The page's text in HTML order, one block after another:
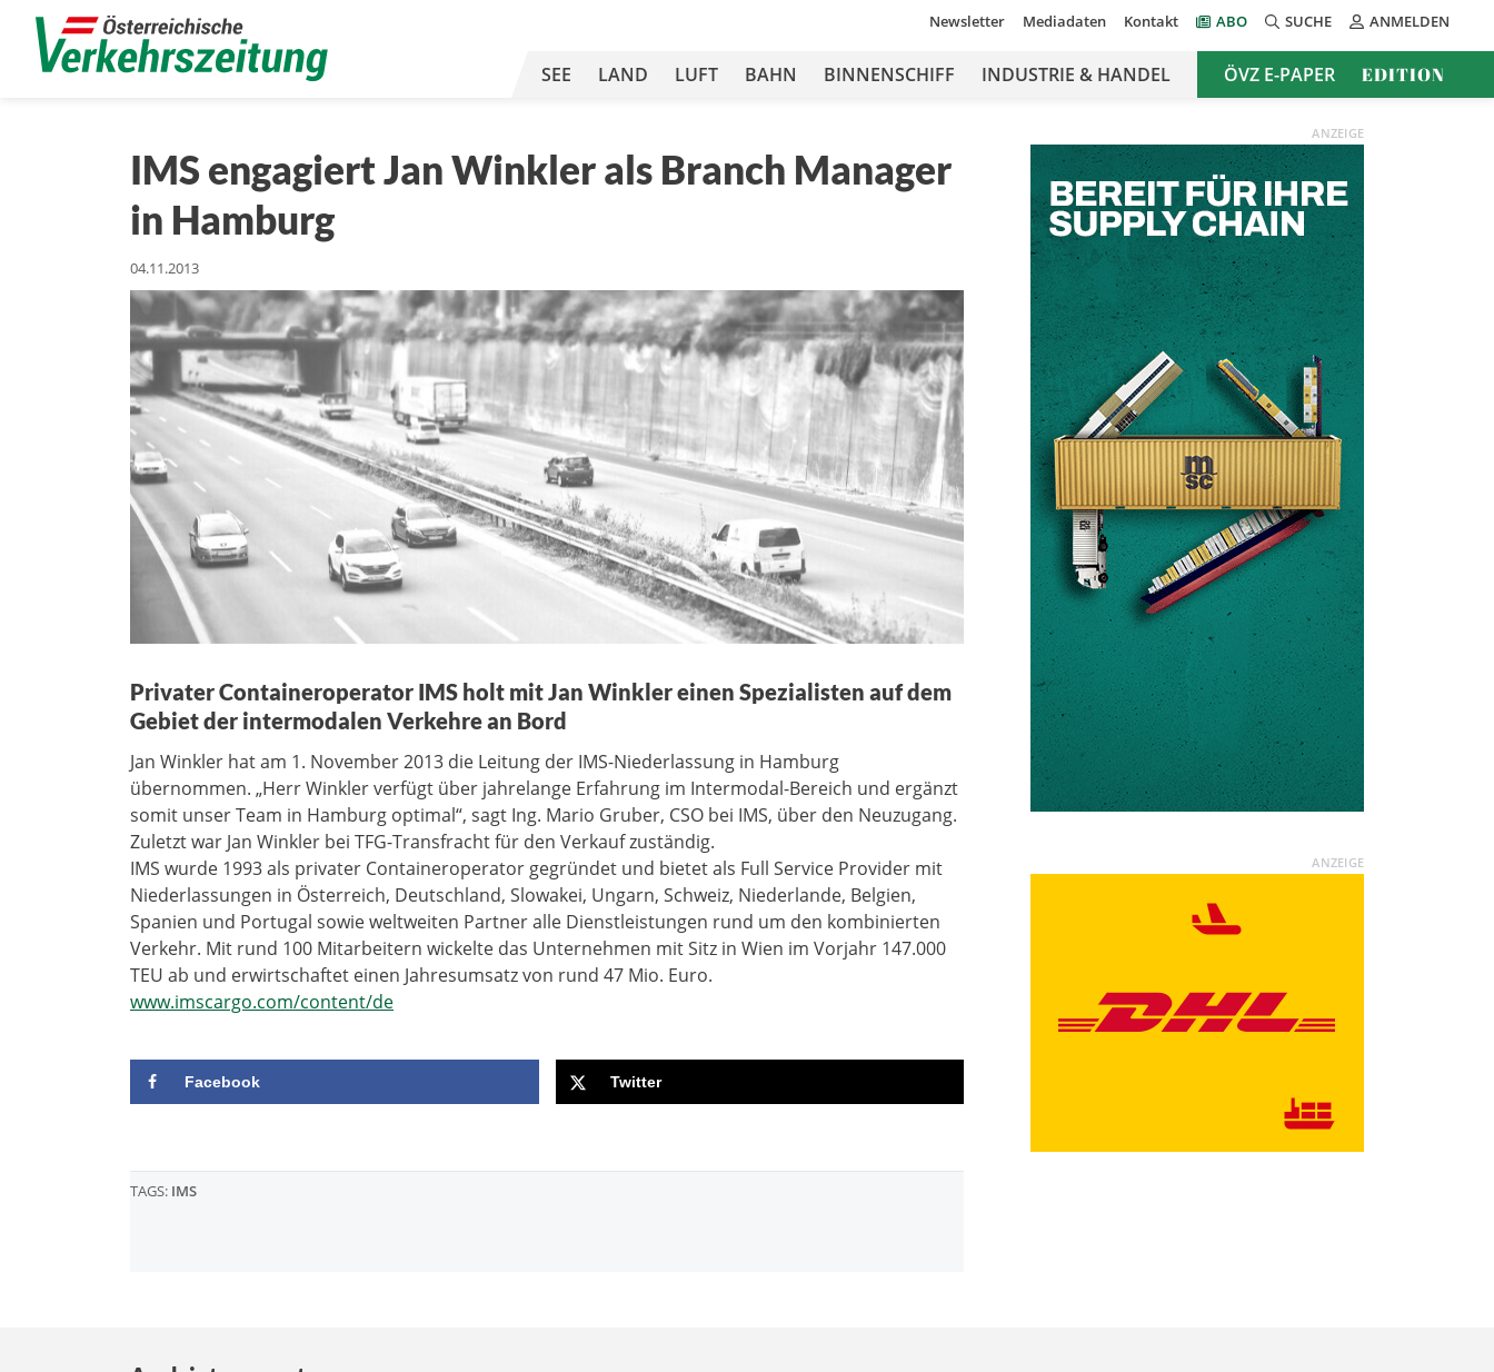
Newsletter Mediadaten Kontakt ABO SUCHE ANMELDEN
SEE LAND LUFT BAHN BINNENSCHIFF INDUSTRIE & HANDEL ÖVZ E-PAPER EDITION
IMS engagiert Jan Winkler als Branch Manager
in Hamburg
04.11.2013
Privater Containeroperator IMS holt mit Jan Winkler einen Spezialisten auf dem
Gebiet der intermodalen Verkehre an Bord
Jan Winkler hat am 1. November 2013 die Leitung der IMS-Niederlassung in Hamburg
übernommen. „Herr Winkler verfügt über jahrelange Erfahrung im Intermodal-Bereich und ergänzt
somit unser Team in Hamburg optimal“, sagt Ing. Mario Gruber, CSO bei IMS, über den Neuzugang.
Zuletzt war Jan Winkler bei TFG-Transfracht für den Verkauf zuständig.
IMS wurde 1993 als privater Containeroperator gegründet und bietet als Full Service Provider mit
Niederlassungen in Österreich, Deutschland, Slowakei, Ungarn, Schweiz, Niederlande, Belgien,
Spanien und Portugal sowie weltweiten Partner alle Dienstleistungen rund um den kombinierten
Verkehr. Mit rund 100 Mitarbeitern wickelte das Unternehmen mit Sitz in Wien im Vorjahr 147.000
TEU ab und erwirtschaftet einen Jahresumsatz von rund 47 Mio. Euro.
www.imscargo.com/content/de
Facebook Twitter
TAGS: IMS
ANZEIGE
ANZEIGE